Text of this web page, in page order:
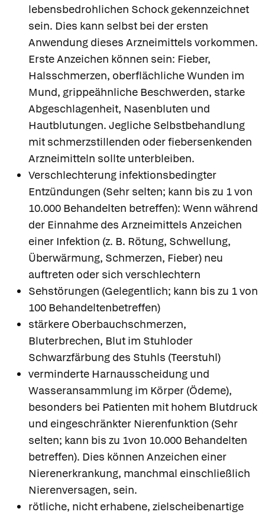
lebensbedrohlichen Schock gekennzeichnet
sein. Dies kann selbst bei der ersten
Anwendung dieses Arzneimittels vorkommen.
Erste Anzeichen können sein: Fieber,
Halsschmerzen, oberflächliche Wunden im
Mund, grippeähnliche Beschwerden, starke
Abgeschlagenheit, Nasenbluten und
Hautblutungen. Jegliche Selbstbehandlung
mit schmerzstillenden oder fiebersenkenden
Arzneimitteln sollte unterbleiben.
Verschlechterung infektionsbedingter
Entzündungen (Sehr selten; kann bis zu 1 von
10.000 Behandelten betreffen): Wenn während
der Einnahme des Arzneimittels Anzeichen
einer Infektion (z. B. Rötung, Schwellung,
Überwärmung, Schmerzen, Fieber) neu
auftreten oder sich verschlechtern
Sehstörungen (Gelegentlich; kann bis zu 1 von
100 Behandeltenbetreffen)
stärkere Oberbauchschmerzen,
Bluterbrechen, Blut im Stuhloder
Schwarzfärbung des Stuhls (Teerstuhl)
verminderte Harnausscheidung und
Wasseransammlung im Körper (Ödeme),
besonders bei Patienten mit hohem Blutdruck
und eingeschränkter Nierenfunktion (Sehr
selten; kann bis zu 1von 10.000 Behandelten
betreffen). Dies können Anzeichen einer
Nierenerkrankung, manchmal einschließlich
Nierenversagen, sein.
rötliche, nicht erhabene, zielscheibenartige